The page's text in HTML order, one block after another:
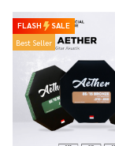
FLASH
SALE
Best Seller